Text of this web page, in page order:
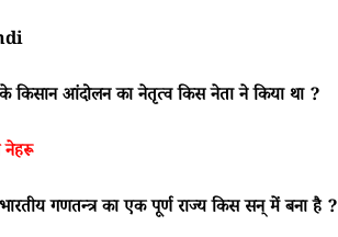
के किसान आंदोलन का नेतृत्व किस नेता ने किया था ?
नेहरू
भारतीय गणतन्त्र का एक पूर्ण राज्य किस सन् में बना है ?